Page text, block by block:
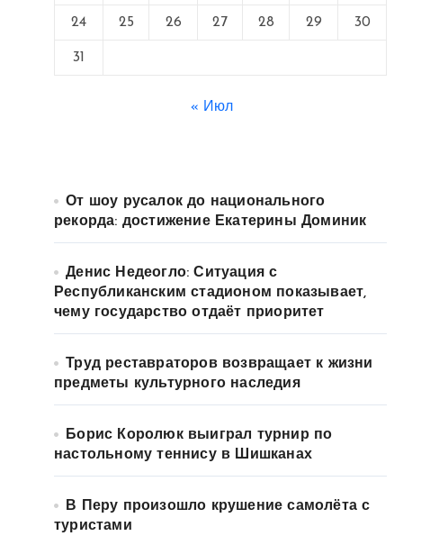
24 25 26 27 28 29 30
31
« Июл
От шоу русалок до национального
рекорда: достижение Екатерины Доминик
Денис Недеогло: Ситуация с
Республиканским стадионом показывает,
чему государство отдаёт приоритет
Труд реставраторов возвращает к жизни
предметы культурного наследия
Борис Королюк выиграл турнир по
настольному теннису в Шишканах
В Перу произошло крушение самолёта с
туристами